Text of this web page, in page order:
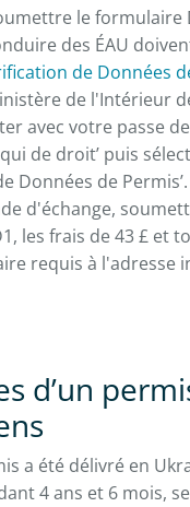
le formulaire
des ÉAU
de Données
de l'Intérieur
avec votre passe
de droit’ puis
Données de
d'échange,
les frais de 43 £ et
requis à l'adresse
d’un
a été délivré en
4 ans et 6 mois,